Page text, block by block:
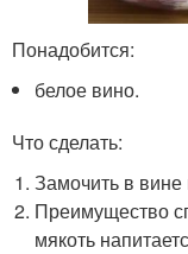
Понадобится:
белое вино.
Что сделать:
Замочить в
Преимущество
мякоть